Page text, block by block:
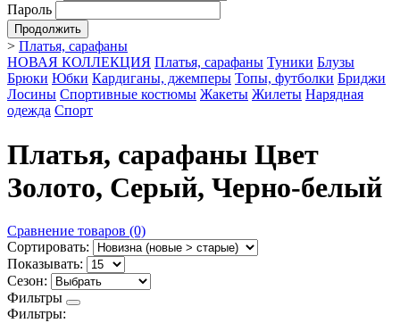
Пароль
Продолжить
> Платья, сарафаны
НОВАЯ КОЛЛЕКЦИЯ Платья, сарафаны Туники Блузы
Брюки Юбки Кардиганы, джемперы Топы, футболки Бриджи
Лосины Спортивные костюмы Жакеты Жилеты Нарядная
одежда Спорт
Платья, сарафаны Цвет
Золото, Серый, Черно-белый
Сравнение товаров (0)
Сортировать:
Показывать:
Сезон:
Фильтры
Фильтры: